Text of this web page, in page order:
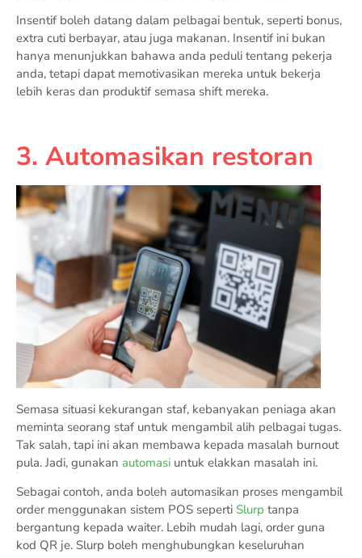
Insentif boleh datang dalam pelbagai bentuk, seperti bonus,
extra cuti berbayar, atau juga makanan. Insentif ini bukan
hanya menunjukkan bahawa anda peduli tentang pekerja
anda, tetapi dapat memotivasikan mereka untuk bekerja
lebih keras dan produktif semasa shift mereka.
3. Automasikan restoran
Semasa situasi kekurangan staf, kebanyakan peniaga akan
meminta seorang staf untuk mengambil alih pelbagai tugas.
Tak salah, tapi ini akan membawa kepada masalah burnout
pula. Jadi, gunakan automasi untuk elakkan masalah ini.
Sebagai contoh, anda boleh automasikan proses mengambil
order menggunakan sistem POS seperti Slurp tanpa
bergantung kepada waiter. Lebih mudah lagi, order guna
kod QR je. Slurp boleh menghubungkan keseluruhan